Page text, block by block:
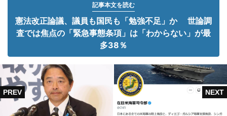
記事本文を読む
憲法改正論議、議員も国民も「勉強不足」か 世論調
査では焦点の「緊急事態条項」は「わからない」が最
多38％